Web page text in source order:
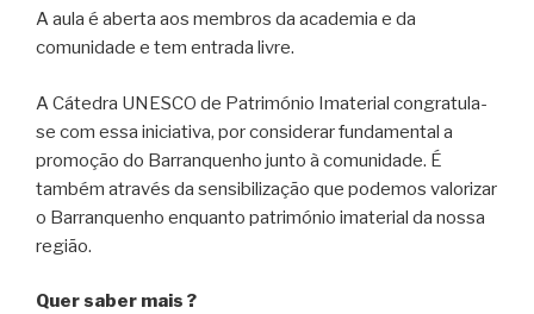
A aula é aberta aos membros da academia e da
comunidade e tem entrada livre.
A Cátedra UNESCO de Património Imaterial congratula-
se com essa iniciativa, por considerar fundamental a
promoção do Barranquenho junto à comunidade. É
também através da sensibilização que podemos valorizar
o Barranquenho enquanto património imaterial da nossa
região.
Quer saber mais ?